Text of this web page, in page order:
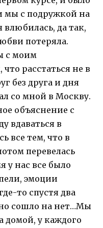
мы с подружкой на
да так,
потеряла.
с моим
расстаться не в
без друга и дня
со мной в Москву.
объяснение с
вдаваться в
все тем, что в
перевелась
у нас все было
эмоции
то спустя два
сошло на нет…Мы
домой, у каждого